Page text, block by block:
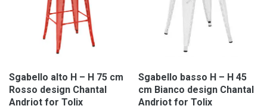
Sgabello alto H – H 75 cm
Rosso design Chantal
Andriot for Tolix
Sgabello basso H – H 45
cm Bianco design Chantal
Andriot for Tolix